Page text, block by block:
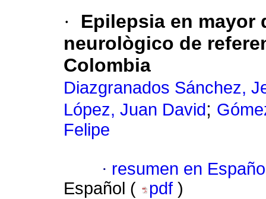
·
Epilepsia en mayor
neurològico de
Colombia
Diazgranados Sánchez,
López, Juan David ;
Felipe
· resumen en
Español (
pdf )